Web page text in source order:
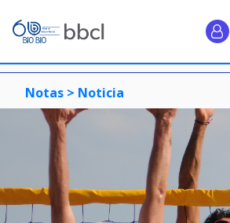
Notas > Noticia